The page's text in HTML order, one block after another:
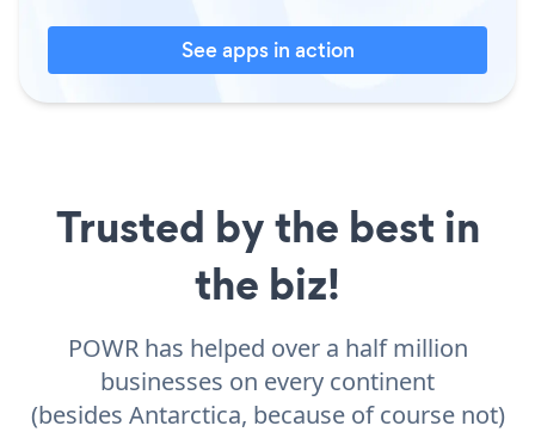
See apps in action
Trusted by the best in
the biz!
POWR has helped over a half million
businesses on every continent
(besides Antarctica, because of course not)